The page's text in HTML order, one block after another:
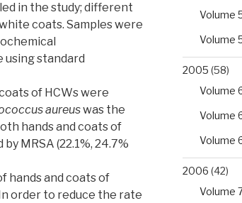
in the study; different
coats. Samples were
standard
of HCWs were
aureuswas the
hands and coats of
MRSA (22.1%, 24.7%
hands and coats of
order to reduce the rate
Volume
Volume
2005 (58)
Volume
Volume
Volume
2006 (42)
Volume